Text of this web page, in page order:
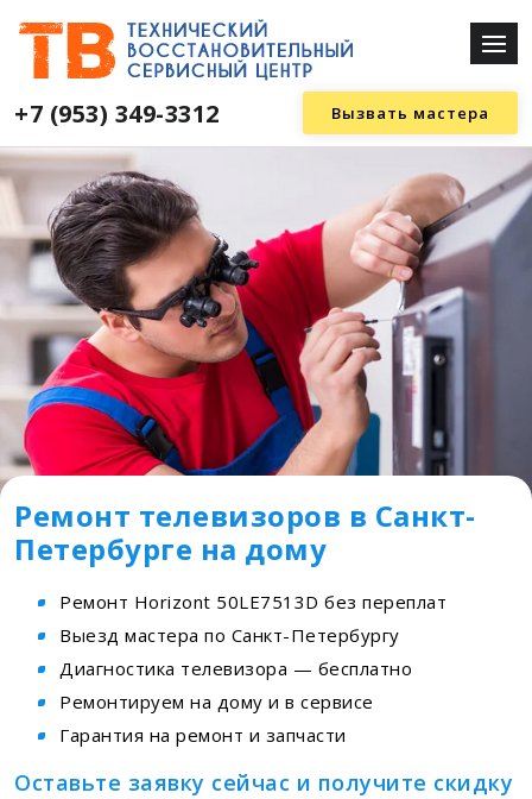
+7 (953) 349-3312 Вызвать мастера
Ремонт телевизоров в Санкт-
Петербурге на дому
Ремонт Horizont 50LE7513D без переплат
Выезд мастера по Санкт-Петербургу
Диагностика телевизора — бесплатно
Ремонтируем на дому и в сервисе
Гарантия на ремонт и запчасти
Оставьте заявку сейчас и получите скидку